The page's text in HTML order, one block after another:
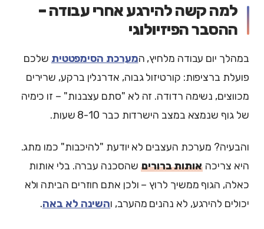
למה קשה להירגע אחרי עבודה –
ההסבר הפיזיולוגי
במהלך יום עבודה מלחיץ, המערכת הסימפטטית שלכם
פועלת ברציפות: קורטיזול גבוה, אדרנלין ברקע, שרירים
מכווצים, נשימה רדודה. זה לא "סתם עצבנות" – זו כימיה
של גוף שנמצא במצב הישרדות כבר 8-10 שעות.
והבעיה? מערכת העצבים לא יודעת "להיכבות" כמו מתג.
היא צריכה אותות ברורים שהסכנה עברה. בלי אותות
כאלה, הגוף ממשיך לרוץ – ולכן אתם חוזרים הביתה ולא
יכולים להירגע, לא נהנים מהערב, והשינה לא באה.